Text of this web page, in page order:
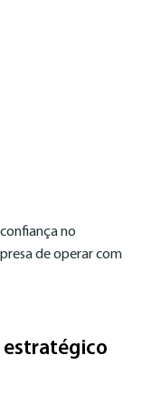
no
de operar com